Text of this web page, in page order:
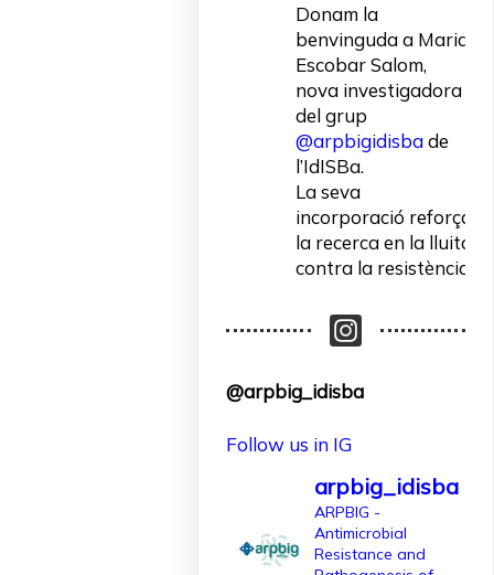
Donam la
benvinguda a Maria
Escobar Salom,
nova investigadora
del grup
@arpbigidisbade
l’IdISBa.
La seva
incorporació reforça
la recerca en la lluita
contra la resistència
Un contracte
l'@AgEInves
Més informació:
2
10
X
@arpbig_idisba
Follow us in IG
arpbig_idisba
ARPBIG -
Antimicrobial
Resistance and